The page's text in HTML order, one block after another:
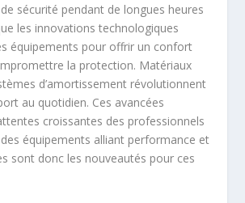
sécurité pendant de longues heures
les innovations technologiques
équipements pour offrir un confort
la protection. Matériaux
d’amortissement révolutionnent
au quotidien. Ces avancées
croissantes des professionnels
équipements alliant performance et
sont donc les nouveautés pour ces